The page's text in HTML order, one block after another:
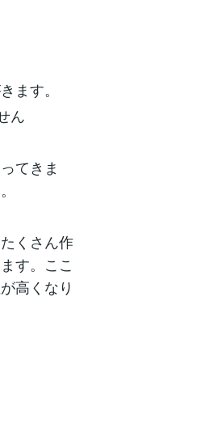
ます。
ん
てきま
くさん作
す。ここ
高くなり